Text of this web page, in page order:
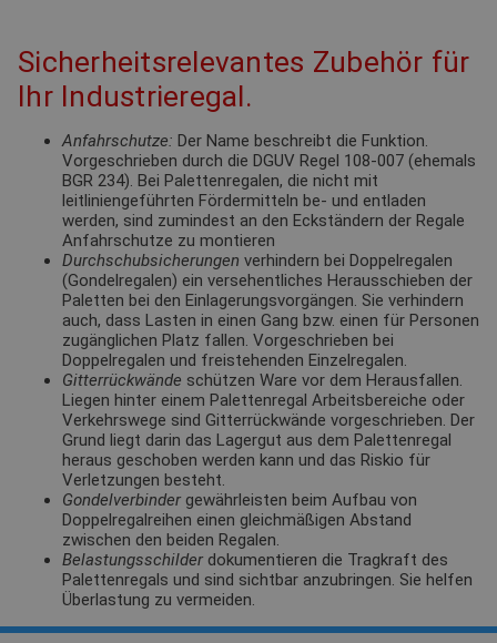
Sicherheitsrelevantes Zubehör für
Ihr Industrieregal.
Anfahrschutze: Der Name beschreibt die Funktion.
Vorgeschrieben durch die DGUV Regel 108-007 (ehemals
BGR 234). Bei Palettenregalen, die nicht mit
leitliniengeführten Fördermitteln be- und entladen
werden, sind zumindest an den Eckständern der Regale
Anfahrschutze zu montieren
Durchschubsicherungen verhindern bei Doppelregalen
(Gondelregalen) ein versehentliches Herausschieben der
Paletten bei den Einlagerungsvorgängen. Sie verhindern
auch, dass Lasten in einen Gang bzw. einen für Personen
zugänglichen Platz fallen. Vorgeschrieben bei
Doppelregalen und freistehenden Einzelregalen.
Gitterrückwände schützen Ware vor dem Herausfallen.
Liegen hinter einem Palettenregal Arbeitsbereiche oder
Verkehrswege sind Gitterrückwände vorgeschrieben. Der
Grund liegt darin das Lagergut aus dem Palettenregal
heraus geschoben werden kann und das Riskio für
Verletzungen besteht.
Gondelverbinder gewährleisten beim Aufbau von
Doppelregalreihen einen gleichmäßigen Abstand
zwischen den beiden Regalen.
Belastungsschilder dokumentieren die Tragkraft des
Palettenregals und sind sichtbar anzubringen. Sie helfen
Überlastung zu vermeiden.